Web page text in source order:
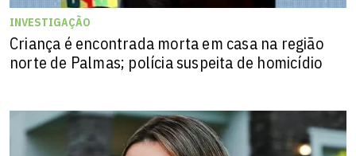
INVESTIGAÇÃO
Criança é encontrada morta em casa na região
norte de Palmas; polícia suspeita de homicídio